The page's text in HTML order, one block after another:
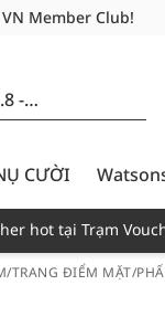
Member Club!
đơn hàng từ
- Áp dụng khu vực
-
CƯỜI
hot tại Trạm
/TRANG ĐIỂM MẶT/